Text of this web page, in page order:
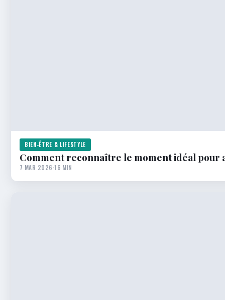
BIEN-ÊTRE & LIFESTYLE
Comment reconnaître le moment idéal pour
7 MAR 2026·16 MIN